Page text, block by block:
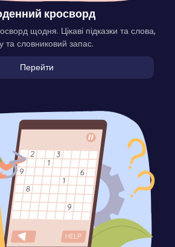
кросворд
щодня. Цікаві підказки та слова,
та словниковий запас.
Перейти